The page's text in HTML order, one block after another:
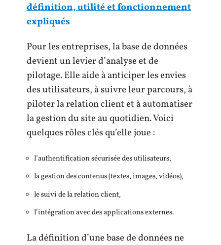
définition, utilité et fonctionnement
expliqués
Pour les entreprises, la base de données
devient un levier d’analyse et de
pilotage. Elle aide à anticiper les envies
des utilisateurs, à suivre leur parcours, à
piloter la relation client et à automatiser
la gestion du site au quotidien. Voici
quelques rôles clés qu’elle joue :
l’authentification sécurisée des utilisateurs,
la gestion des contenus (textes, images, vidéos),
le suivi de la relation client,
l’intégration avec des applications externes.
La définition d’une base de données ne